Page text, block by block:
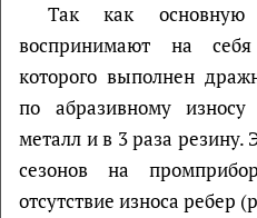
Так как основную
воспринимают на
которого выполнен
по абразивному
металл и в 3 раза резину.
сезонов на
отсутствие износа ребер